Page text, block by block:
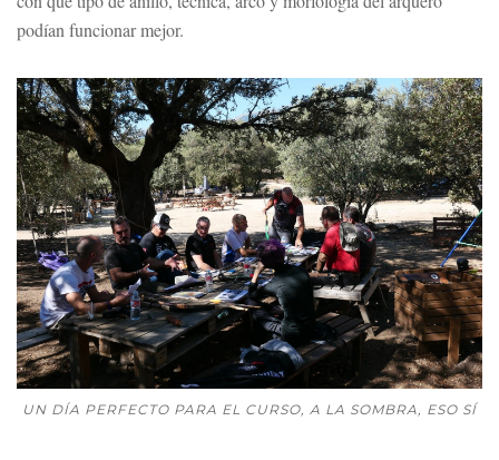
podían funcionar mejor.
UN DÍA PERFECTO PARA EL CURSO, A LA SOMBRA, ESO SÍ